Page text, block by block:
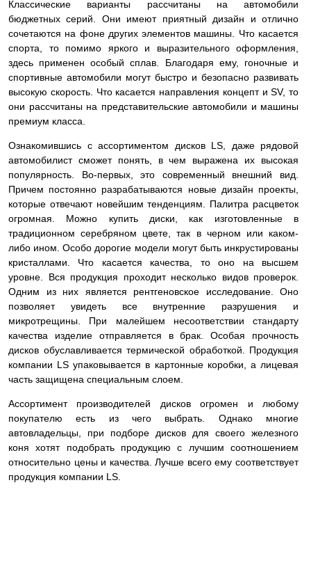
Классические варианты рассчитаны на автомобили
бюджетных серий. Они имеют приятный дизайн и отлично
сочетаются на фоне других элементов машины. Что касается
спорта, то помимо яркого и выразительного оформления,
здесь применен особый сплав. Благодаря ему, гоночные и
спортивные автомобили могут быстро и безопасно развивать
высокую скорость. Что касается направления концепт и SV, то
они рассчитаны на представительские автомобили и машины
премиум класса.
Ознакомившись с ассортиментом дисков LS, даже рядовой
автомобилист сможет понять, в чем выражена их высокая
популярность. Во-первых, это современный внешний вид.
Причем постоянно разрабатываются новые дизайн проекты,
которые отвечают новейшим тенденциям. Палитра расцветок
огромная. Можно купить диски, как изготовленные в
традиционном серебряном цвете, так в черном или каком-
либо ином. Особо дорогие модели могут быть инкрустированы
кристаллами. Что касается качества, то оно на высшем
уровне. Вся продукция проходит несколько видов проверок.
Одним из них является рентгеновское исследование. Оно
позволяет увидеть все внутренние разрушения и
микротрещины. При малейшем несоответствии стандарту
качества изделие отправляется в брак. Особая прочность
дисков обуславливается термической обработкой. Продукция
компании LS упаковывается в картонные коробки, а лицевая
часть защищена специальным слоем.
Ассортимент производителей дисков огромен и любому
покупателю есть из чего выбрать. Однако многие
автовладельцы, при подборе дисков для своего железного
коня хотят подобрать продукцию с лучшим соотношением
относительно цены и качества. Лучше всего ему соответствует
продукция компании LS.